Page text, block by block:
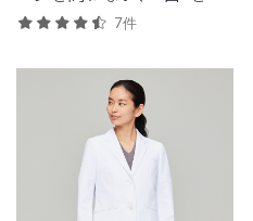
求したクラシコの定番モデ
7件